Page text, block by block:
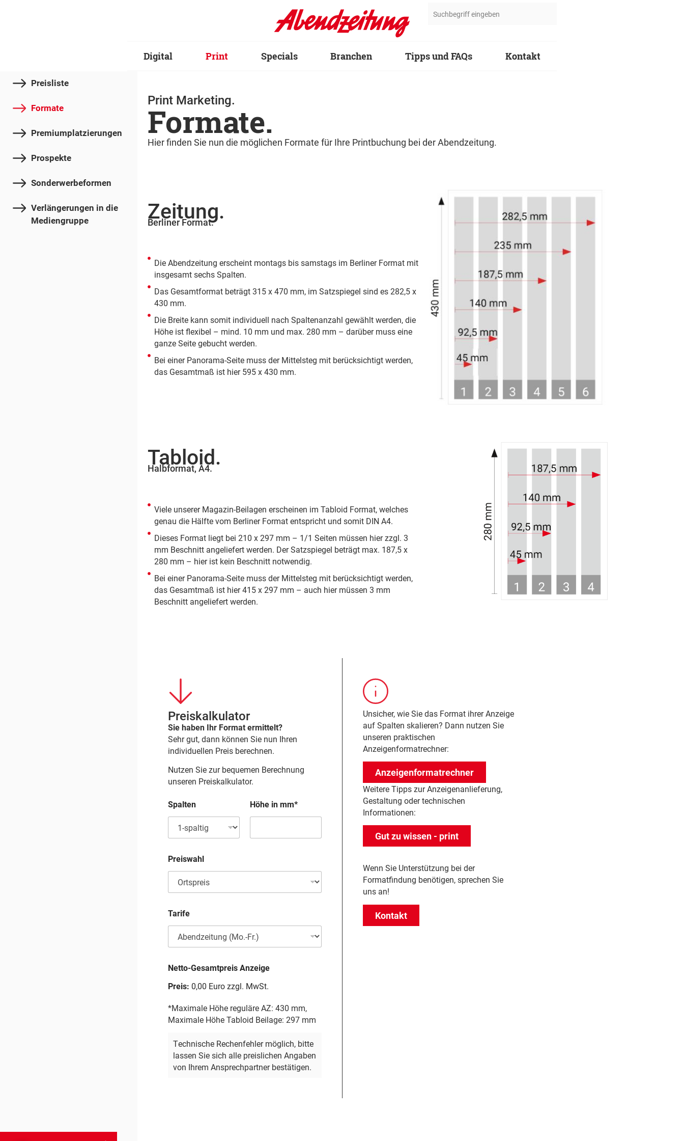
Digital Print Specials Branchen Tipps und FAQs Kontakt
Preisliste
Formate
Premiumplatzierungen
Prospekte
Sonderwerbeformen
Verlängerungen in die
Mediengruppe
Print Marketing.
Formate.
Hier finden Sie nun die möglichen Formate für Ihre Printbuchung bei der Abendzeitung.
Zeitung.
Berliner Format.
Die Abendzeitung erscheint montags bis samstags im Berliner Format mit
insgesamt sechs Spalten.
Das Gesamtformat beträgt 315 x 470 mm, im Satzspiegel sind es 282,5 x
430 mm.
Die Breite kann somit individuell nach Spaltenanzahl gewählt werden, die
Höhe ist flexibel – mind. 10 mm und max. 280 mm – darüber muss eine
ganze Seite gebucht werden.
Bei einer Panorama-Seite muss der Mittelsteg mit berücksichtigt werden,
das Gesamtmaß ist hier 595 x 430 mm.
Tabloid.
Halbformat, A4.
Viele unserer Magazin-Beilagen erscheinen im Tabloid Format, welches
genau die Hälfte vom Berliner Format entspricht und somit DIN A4.
Dieses Format liegt bei 210 x 297 mm – 1/1 Seiten müssen hier zzgl. 3
mm Beschnitt angeliefert werden. Der Satzspiegel beträgt max. 187,5 x
280 mm – hier ist kein Beschnitt notwendig.
Bei einer Panorama-Seite muss der Mittelsteg mit berücksichtigt werden,
das Gesamtmaß ist hier 415 x 297 mm – auch hier müssen 3 mm
Beschnitt angeliefert werden.
Preiskalkulator
Sie haben Ihr Format ermittelt?
Sehr gut, dann können Sie nun Ihren
individuellen Preis berechnen.
Nutzen Sie zur bequemen Berechnung
unseren Preiskalkulator.
r
e
s
a
h
l
m
H
Spalten Höhe in mm*
Preiswahl
Tarife
Netto-Gesamtpreis Anzeige
Preis: 0,00 Euro zzgl. MwSt.
*Maximale Höhe reguläre AZ: 430 mm,
Maximale Höhe Tabloid Beilage: 297 mm
Technische Rechenfehler möglich, bitte
lassen Sie sich alle preislichen Angaben
von Ihrem Ansprechpartner bestätigen.
Unsicher, wie Sie das Format ihrer Anzeige
auf Spalten skalieren? Dann nutzen Sie
unseren praktischen
Anzeigenformatrechner:
Anzeigenformatrechner
Weitere Tipps zur Anzeigenanlieferung,
Gestaltung oder technischen
Informationen:
Gut zu wissen - print
Wenn Sie Unterstützung bei der
Formatfindung benötigen, sprechen Sie
uns an!
Kontakt